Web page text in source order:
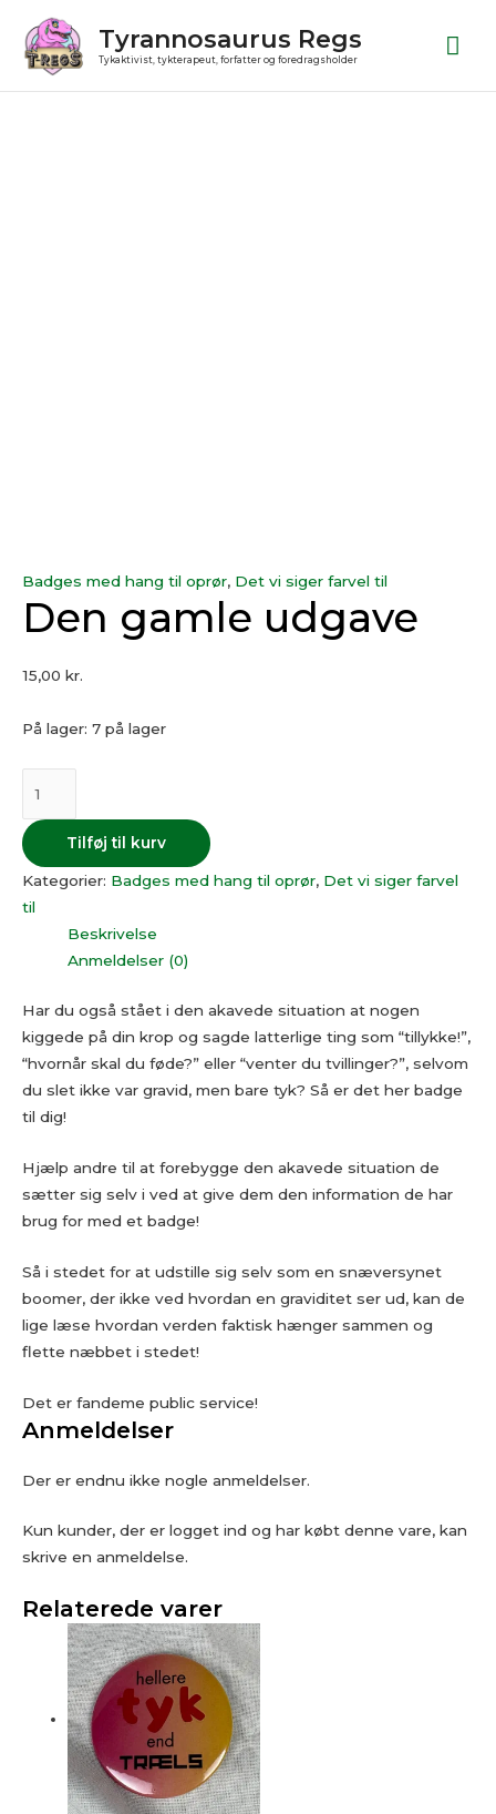
indholdet
Tyrannosaurus Regs
Tykaktivist, tykterapeut, forfatter og foredragsholder
Badges med hang til oprør, Det vi siger farvel til
Den gamle udgave
15,00 kr.
På lager: 7 på lager
Tilføj til kurv
Kategorier: Badges med hang til oprør, Det vi siger farvel
til
Beskrivelse
Anmeldelser (0)
Har du også stået i den akavede situation at nogen
kiggede på din krop og sagde latterlige ting som “tillykke!”,
“hvornår skal du føde?” eller “venter du tvillinger?”, selvom
du slet ikke var gravid, men bare tyk? Så er det her badge
til dig!
Hjælp andre til at forebygge den akavede situation de
sætter sig selv i ved at give dem den information de har
brug for med et badge!
Så i stedet for at udstille sig selv som en snæversynet
boomer, der ikke ved hvordan en graviditet ser ud, kan de
lige læse hvordan verden faktisk hænger sammen og
flette næbbet i stedet!
Det er fandeme public service!
Anmeldelser
Der er endnu ikke nogle anmeldelser.
Kun kunder, der er logget ind og har købt denne vare, kan
skrive en anmeldelse.
Relaterede varer